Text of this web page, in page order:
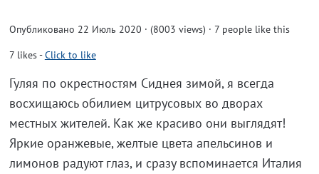
Опубликовано 22 Июль 2020 · (8003 views) · 7 people like this
7likes-Click to like
Гуляя по окрестностям Сиднея зимой, я всегда
восхищаюсь обилием цитрусовых во дворах
местных жителей. Как же красиво они выглядят!
Яркие оранжевые, желтые цвета апельсинов и
лимонов радуют глаз, и сразу вспоминается Италия